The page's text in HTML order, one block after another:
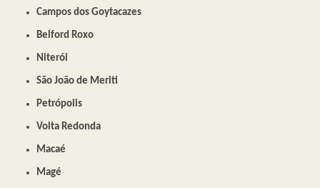
Campos dos Goytacazes
Belford Roxo
Niterói
São João de Meriti
Petrópolis
Volta Redonda
Macaé
Magé